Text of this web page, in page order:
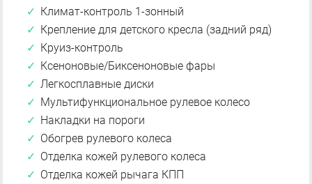
Климат-контроль 1-зонный
Крепление для детского кресла (задний ряд)
Круиз-контроль
Ксеноновые/Биксеноновые фары
Легкосплавные диски
Мультифункциональное рулевое колесо
Накладки на пороги
Обогрев рулевого колеса
Отделка кожей рулевого колеса
Отделка кожей рычага КПП